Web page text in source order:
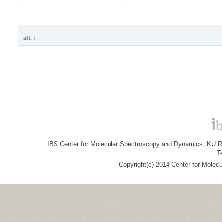
att. :
IBS Center for Molecular Spectroscopy and Dynamics, KU
Copyright(c) 2014 Center for